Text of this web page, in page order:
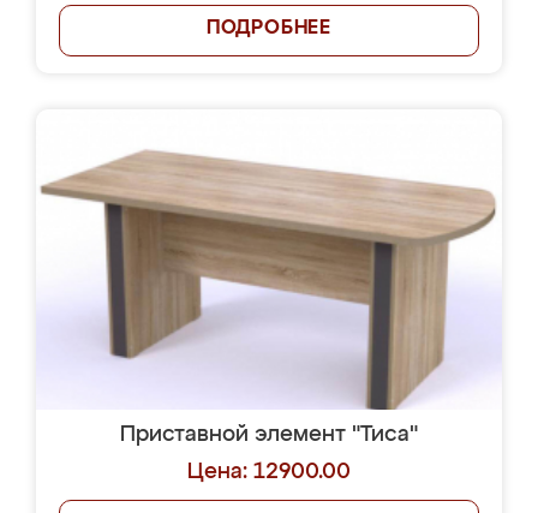
ПОДРОБНЕЕ
Приставной элемент "Тиса"
Цена: 12900.00